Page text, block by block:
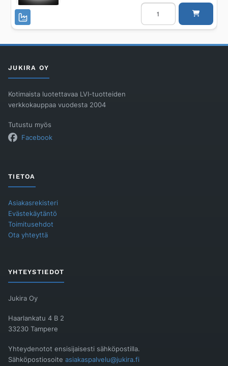
Radiaattori
PURMO
PLAN
FFCV33
JUKIRA OY
Kotimaista luotettavaa LVI-tuotteiden
verkkokauppaa vuodesta 2004
Tutustu myös
Facebook
TIETOA
Asiakasrekisteri
Evästekäytäntö
Toimitusehdot
Ota yhteyttä
YHTEYSTIEDOT
Jukira Oy
Haarlankatu 4 B 2
33230 Tampere
Yhteydenotot ensisijaisesti sähköpostilla.
Sähköpostiosoite asiakaspalvelu@jukira.fi